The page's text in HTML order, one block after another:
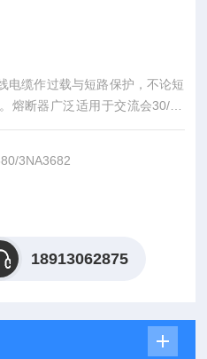
电缆作过载与短路保护，不论短
熔断器广泛适用于交流会30/40
电流为0.5-125A的电气线路中,
保护，可广泛用于楼宇及工业领
子元器件代理
3NA3682
18913062875